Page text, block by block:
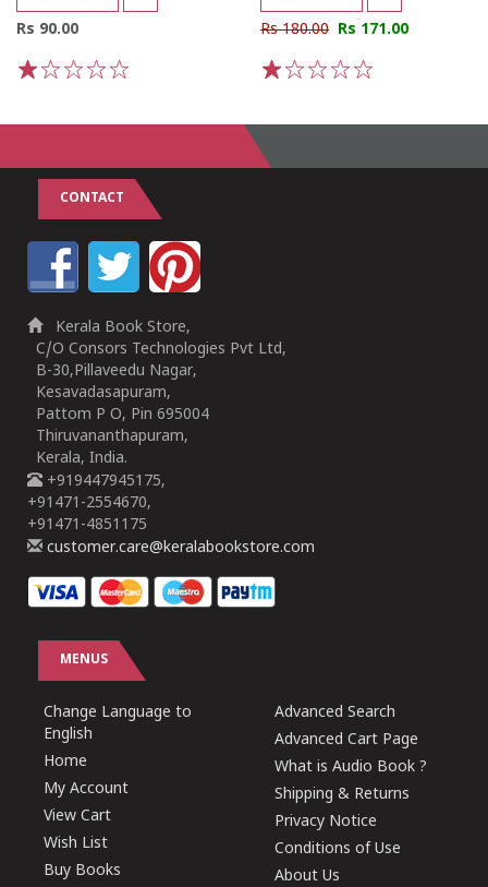
Rs 90.00
Rs 180.00 Rs 171.00
CONTACT
Kerala Book Store,
C/O Consors Technologies Pvt Ltd,
B-30,Pillaveedu Nagar,
Kesavadasapuram,
Pattom P O, Pin 695004
Thiruvananthapuram,
Kerala, India.
+919447945175,
+91471-2554670,
+91471-4851175
customer.care@keralabookstore.com
MENUS
Change Language to
English
Home
My Account
View Cart
Wish List
Buy Books
Advanced Search
Advanced Cart Page
What is Audio Book ?
Shipping & Returns
Privacy Notice
Conditions of Use
About Us